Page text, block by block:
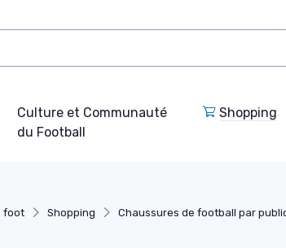
Culture et Communauté
du Football
Shopping
foot Shopping Chaussures de football par